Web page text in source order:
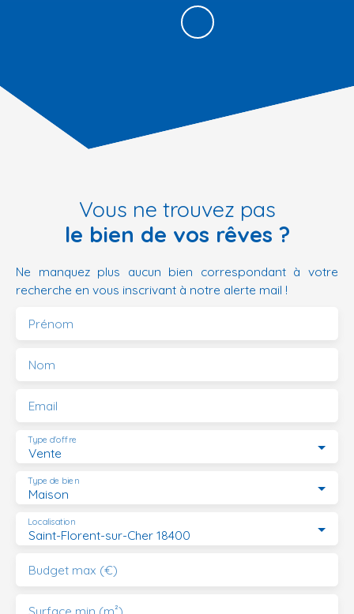
Vous ne trouvez pas
le bien de vos rêves ?
Ne manquez plus aucun bien correspondant à votre
recherche en vous inscrivant à notre alerte mail !
Prénom
Nom
Email
Vente
Type d'offre
Maison
Type de bien
Saint-Florent-sur-Cher 18400
Localisation
Budget max (€)
Surface min (m²)